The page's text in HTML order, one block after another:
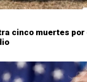
cinco muertes por